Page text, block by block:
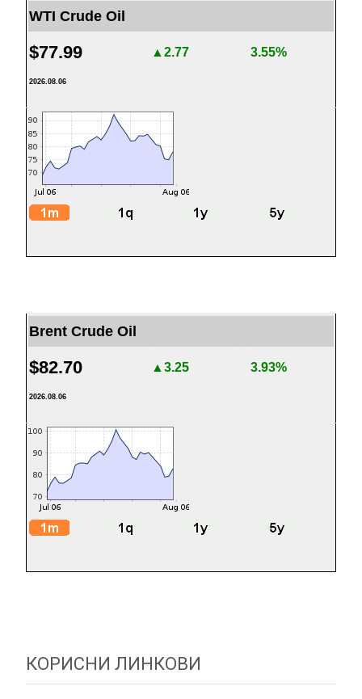
WTI Crude Oil
$77.99 ▲2.77 3.55%
2026.08.06
Brent Crude Oil
$82.70 ▲3.25 3.93%
2026.08.06
КОРИСНИ ЛИНКОВИ